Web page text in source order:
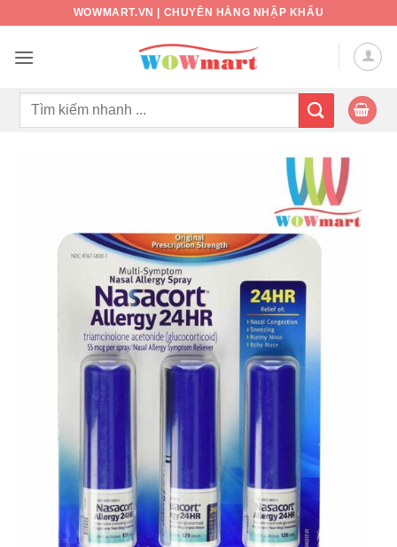
nội
WOWMART.VN | CHUYÊN HÀNG NHẬP KHẨU
Tìm